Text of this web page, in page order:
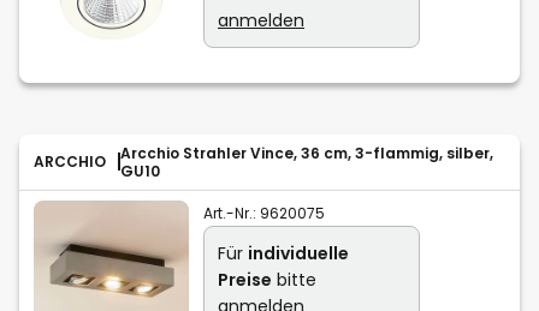
anmelden
ARCCHIO
Arcchio Strahler Vince, 36 cm, 3-flammig, silber,
GU10
Art.-Nr.: 9620075
Für individuelle
Preise bitte
anmelden